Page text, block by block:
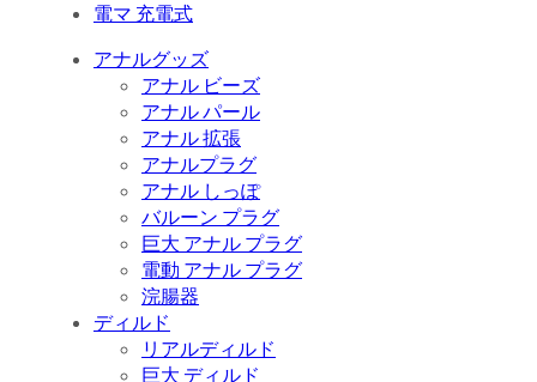
電マ 充電式
アナルグッズ
アナル ビーズ
アナル パール
アナル 拡張
アナルプラグ
アナル しっぽ
バルーン プラグ
巨大 アナル プラグ
電動 アナル プラグ
浣腸器
ディルド
リアルディルド
巨大 ディルド